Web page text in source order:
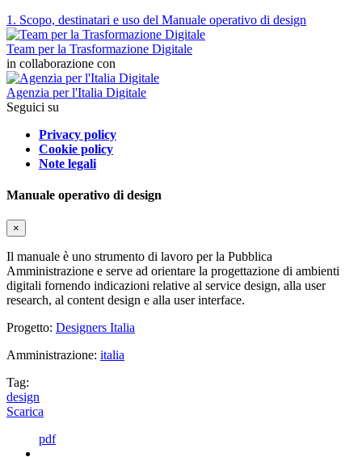
1. Scopo, destinatari e uso del Manuale operativo di design
Team per la Trasformazione Digitale
in collaborazione con
Agenzia per l'Italia Digitale
Seguici su
Privacy policy
Cookie policy
Note legali
Manuale operativo di design
×
Il manuale è uno strumento di lavoro per la Pubblica
Amministrazione e serve ad orientare la progettazione di ambienti
digitali fornendo indicazioni relative al service design, alla user
research, al content design e alla user interface.
Progetto: Designers Italia
Amministrazione: italia
Tag:
design
Scarica
pdf